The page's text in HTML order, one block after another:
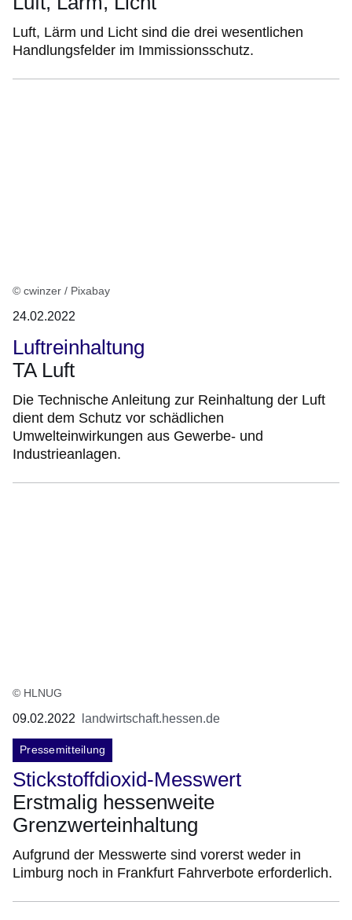
Luft, Lärm und Licht sind die drei wesentlichen
Handlungsfelder im Immissionsschutz.
© cwinzer / Pixabay
24.02.2022
Luftreinhaltung
TA Luft
Die Technische Anleitung zur Reinhaltung der Luft
dient dem Schutz vor schädlichen
Umwelteinwirkungen aus Gewerbe- und
Industrieanlagen.
© HLNUG
09.02.2022 landwirtschaft.hessen.de
Pressemitteilung
Stickstoffdioxid-Messwert
Erstmalig hessenweite
Grenzwerteinhaltung
Aufgrund der Messwerte sind vorerst weder in
Limburg noch in Frankfurt Fahrverbote erforderlich.